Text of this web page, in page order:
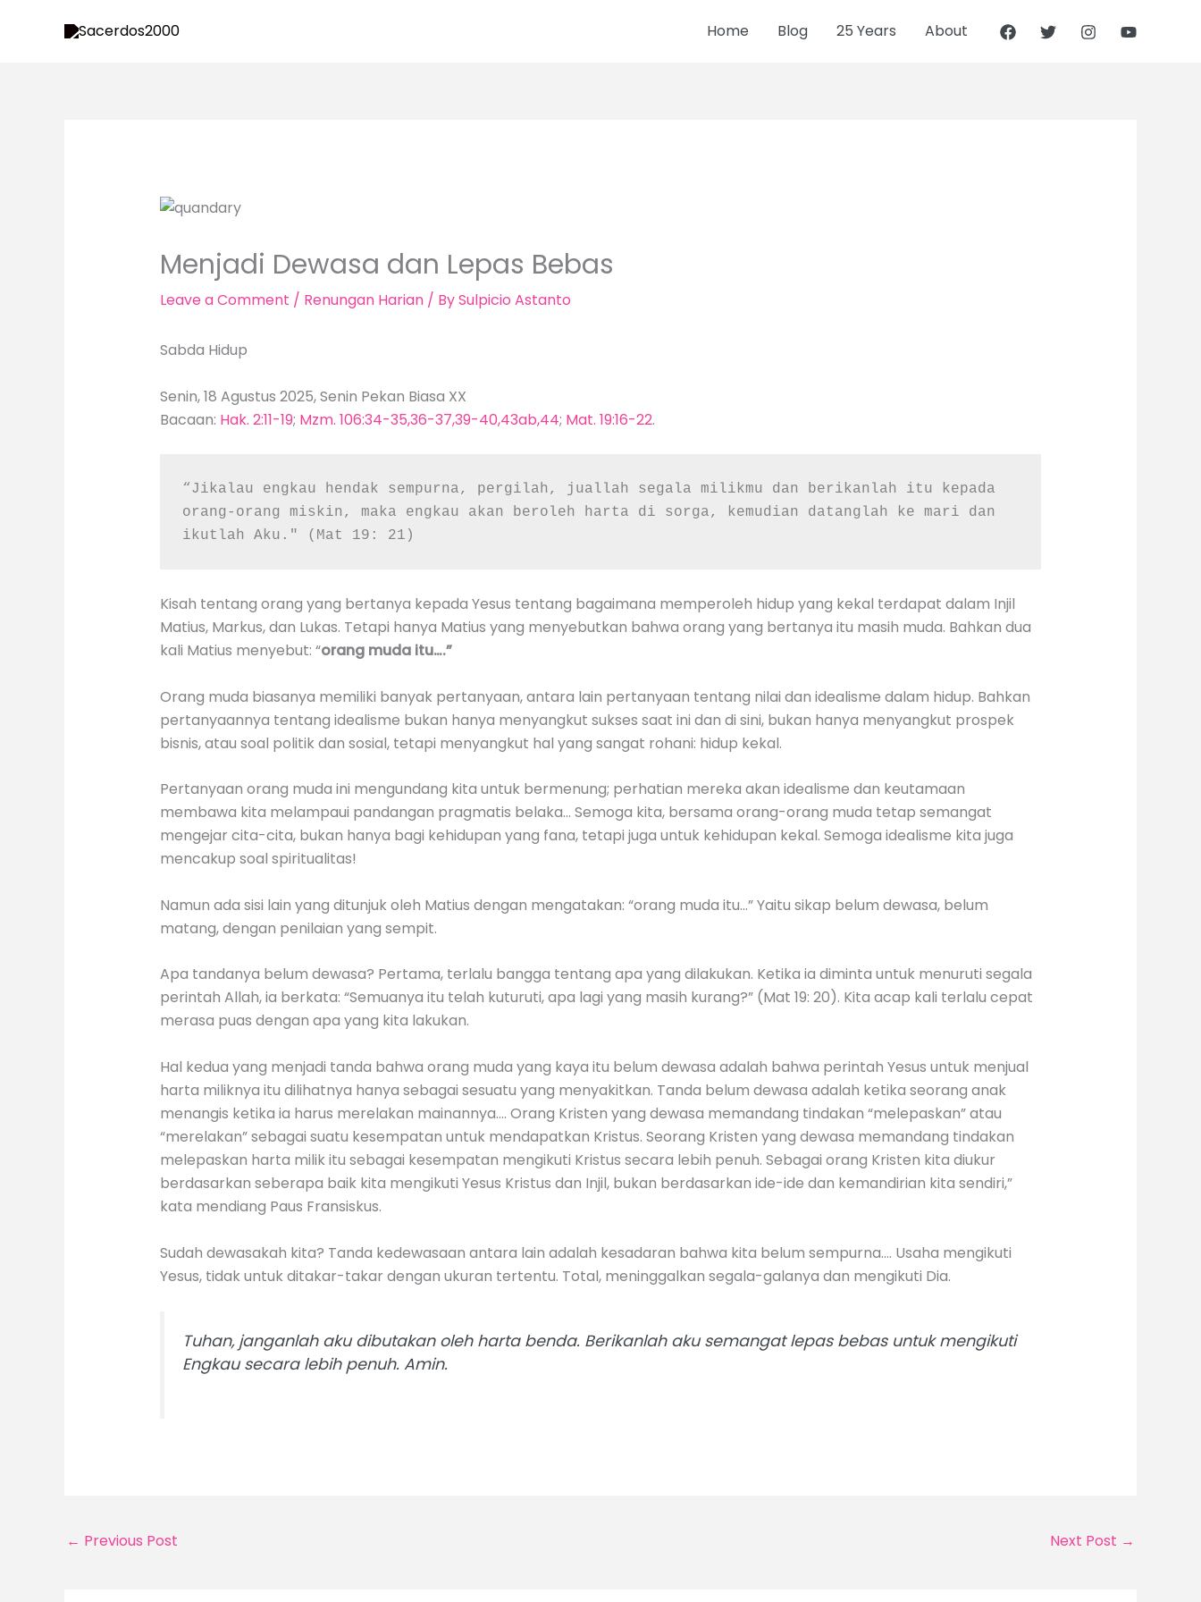
Home Blog 25 Years About
Menjadi Dewasa dan Lepas Bebas
Leave a Comment / Renungan Harian/ BySulpicio Astanto
Sabda Hidup
Senin, 18 Agustus 2025, Senin Pekan Biasa XX
Bacaan: Hak. 2:11-19; Mzm. 106:34-35,36-37,39-40,43ab,44; Mat. 19:16-22.
“Jikalau engkau hendak sempurna, pergilah, juallah segala milikmu dan berikanlah itu kepada
orang-orang miskin, maka engkau akan beroleh harta di sorga, kemudian datanglah ke mari dan
ikutlah Aku." (Mat 19: 21)
Kisah tentang orang yang bertanya kepada Yesus tentang bagaimana memperoleh hidup yang kekal terdapat dalam Injil
Matius, Markus, dan Lukas. Tetapi hanya Matius yang menyebutkan bahwa orang yang bertanya itu masih muda. Bahkan dua
kali Matius menyebut: “orang muda itu….”
Orang muda biasanya memiliki banyak pertanyaan, antara lain pertanyaan tentang nilai dan idealisme dalam hidup. Bahkan
pertanyaannya tentang idealisme bukan hanya menyangkut sukses saat ini dan di sini, bukan hanya menyangkut prospek
bisnis, atau soal politik dan sosial, tetapi menyangkut hal yang sangat rohani: hidup kekal.
Pertanyaan orang muda ini mengundang kita untuk bermenung; perhatian mereka akan idealisme dan keutamaan
membawa kita melampaui pandangan pragmatis belaka… Semoga kita, bersama orang-orang muda tetap semangat
mengejar cita-cita, bukan hanya bagi kehidupan yang fana, tetapi juga untuk kehidupan kekal. Semoga idealisme kita juga
mencakup soal spiritualitas!
Namun ada sisi lain yang ditunjuk oleh Matius dengan mengatakan: “orang muda itu…” Yaitu sikap belum dewasa, belum
matang, dengan penilaian yang sempit.
Apa tandanya belum dewasa? Pertama, terlalu bangga tentang apa yang dilakukan. Ketika ia diminta untuk menuruti segala
perintah Allah, ia berkata: “Semuanya itu telah kuturuti, apa lagi yang masih kurang?” (Mat 19: 20). Kita acap kali terlalu cepat
merasa puas dengan apa yang kita lakukan.
Hal kedua yang menjadi tanda bahwa orang muda yang kaya itu belum dewasa adalah bahwa perintah Yesus untuk menjual
harta miliknya itu dilihatnya hanya sebagai sesuatu yang menyakitkan. Tanda belum dewasa adalah ketika seorang anak
menangis ketika ia harus merelakan mainannya…. Orang Kristen yang dewasa memandang tindakan “melepaskan” atau
“merelakan” sebagai suatu kesempatan untuk mendapatkan Kristus. Seorang Kristen yang dewasa memandang tindakan
melepaskan harta milik itu sebagai kesempatan mengikuti Kristus secara lebih penuh. Sebagai orang Kristen kita diukur
berdasarkan seberapa baik kita mengikuti Yesus Kristus dan Injil, bukan berdasarkan ide-ide dan kemandirian kita sendiri,”
kata mendiang Paus Fransiskus.
Sudah dewasakah kita? Tanda kedewasaan antara lain adalah kesadaran bahwa kita belum sempurna…. Usaha mengikuti
Yesus, tidak untuk ditakar-takar dengan ukuran tertentu. Total, meninggalkan segala-galanya dan mengikuti Dia.
Tuhan, janganlah aku dibutakan oleh harta benda. Berikanlah aku semangat lepas bebas untuk mengikuti
Engkau secara lebih penuh. Amin.
← Previous Post Next Post →